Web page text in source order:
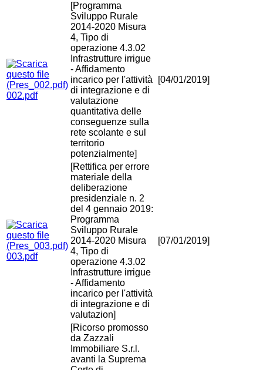
002.pdf
[Programma
Sviluppo Rurale
2014-2020 Misura
4, Tipo di
operazione 4.3.02
Infrastrutture irrigue
- Affidamento
incarico per l'attività
di integrazione e di
valutazione
quantitativa delle
conseguenze sulla
rete scolante e sul
territorio
potenzialmente]
[04/01/2019]
003.pdf
[Rettifica per errore
materiale della
deliberazione
presidenziale n. 2
del 4 gennaio 2019:
Programma
Sviluppo Rurale
2014-2020 Misura
4, Tipo di
operazione 4.3.02
Infrastrutture irrigue
- Affidamento
incarico per l'attività
di integrazione e di
valutazion]
[07/01/2019]
[Ricorso promosso
da Zazzali
Immobiliare S.r.l.
avanti la Suprema